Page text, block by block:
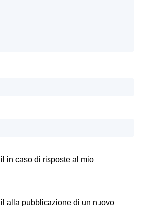
in caso di risposte al mio
alla pubblicazione di un nuovo